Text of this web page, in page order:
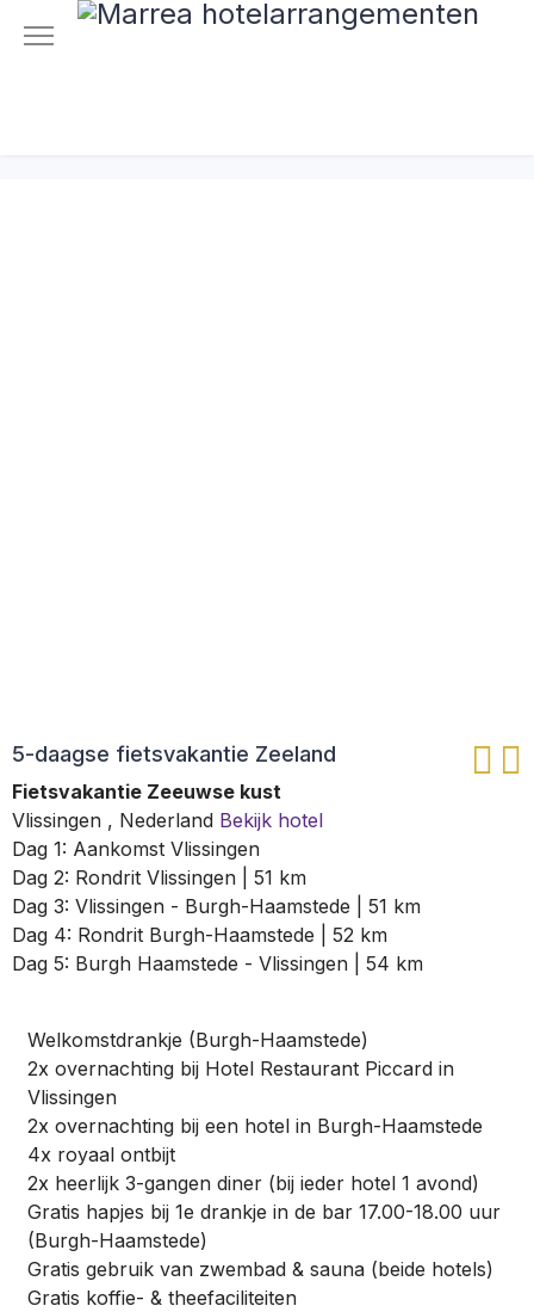
5-daagse fietsvakantie Zeeland
Fietsvakantie Zeeuwse kust
Vlissingen , Nederland Bekijk hotel
Dag 1: Aankomst Vlissingen
Dag 2: Rondrit Vlissingen | 51 km
Dag 3: Vlissingen - Burgh-Haamstede | 51 km
Dag 4: Rondrit Burgh-Haamstede | 52 km
Dag 5: Burgh Haamstede - Vlissingen | 54 km
Welkomstdrankje (Burgh-Haamstede)
2x overnachting bij Hotel Restaurant Piccard in
Vlissingen
2x overnachting bij een hotel in Burgh-Haamstede
4x royaal ontbijt
2x heerlijk 3-gangen diner (bij ieder hotel 1 avond)
Gratis hapjes bij 1e drankje in de bar 17.00-18.00 uur
(Burgh-Haamstede)
Gratis gebruik van zwembad & sauna (beide hotels)
Gratis koffie- & theefaciliteiten